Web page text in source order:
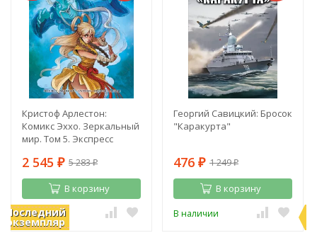
Последний
экземпляр
Кристоф Арлестон:
Комикс Эххо. Зеркальный
мир. Том 5. Экспресс
Призрак в Пекине
2 545 ₽ 5 283₽
В корзину
В наличии
Георгий Савицкий: Бросок
"Каракурта"
476 ₽ 1 249₽
В корзину
В наличии